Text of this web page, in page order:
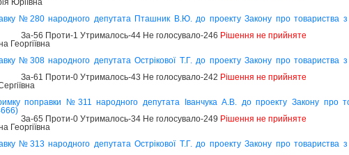
Юріївна
№280 народного депутата Пташник В.Ю. до проекту Закону про товариства
За-56 Проти-1 Утрималось-44 Не голосувало-246 Рішення не прийняте
Георгіївна
№308 народного депутата Острікової Т.Г. до проекту Закону про
За-61 Проти-0 Утрималось-43 Не голосувало-242 Рішення не прийняте
поправки №311 народного депутата Іванчука А.В. до проекту Закону про
За-65 Проти-0 Утрималось-34 Не голосувало-249 Рішення не прийняте
Георгіївна
№313 народного депутата Острікової Т.Г. до проекту Закону про